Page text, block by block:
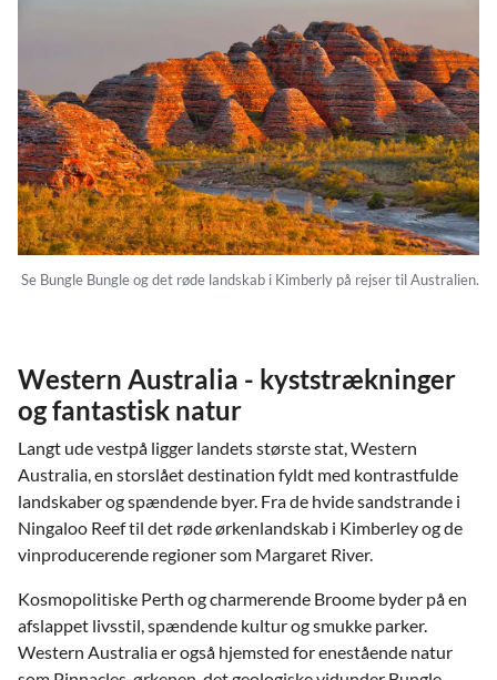
Se Bungle Bungle og det røde landskab i Kimberly på rejser til Australien.
Western Australia - kyststrækninger
og fantastisk natur
Langt ude vestpå ligger landets største stat, Western
Australia, en storslået destination fyldt med kontrastfulde
landskaber og spændende byer. Fra de hvide sandstrande i
Ningaloo Reef til det røde ørkenlandskab i Kimberley og de
vinproducerende regioner som Margaret River.
Kosmopolitiske Perth og charmerende Broome byder på en
afslappet livsstil, spændende kultur og smukke parker.
Western Australia er også hjemsted for enestående natur